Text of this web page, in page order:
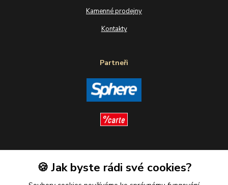
Kamenné prodejny
Kontakty
Partneři
🍪 Jak byste rádi své cookies?